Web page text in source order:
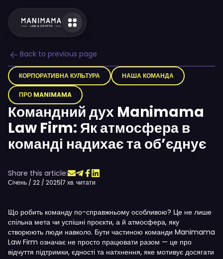
Back to previous page
КОРПОРАТИВНА КУЛЬТУРА НАША КОМАНДА
ПРО MANIMAMA
Командний дух Manimama
Law Firm: Як атмосфера в
команді надихає та об’єднує
Share this article:
Січень / 22 / 2025|7 хв. читати
Що робить команду по-справжньому особливою? Це не лише
спільна мета чи успішні проєкти, а й атмосфера, яку
створюють люди навколо. Бути частиною команди Manimama
Law Firm означає не просто працювати разом — це про
відчуття підтримки, єдності та натхнення, яке мотивує досягати